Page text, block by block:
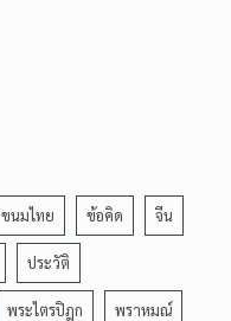
ขนมไทย ข้อคิด จีน
ประวัติ
พระไตรปิฎก พราหมณ์